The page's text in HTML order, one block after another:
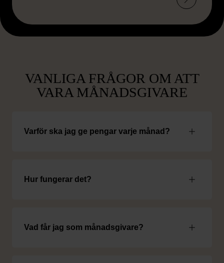
VANLIGA FRÅGOR OM ATT
VARA MÅNADSGIVARE
Varför ska jag ge pengar varje månad?
Hur fungerar det?
Vad får jag som månadsgivare?